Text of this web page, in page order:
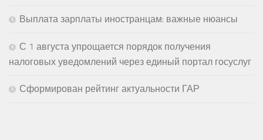
Выплата зарплаты иностранцам: важные нюансы
С 1 августа упрощается порядок получения
налоговых уведомлений через единый портал госуслуг
Сформирован рейтинг актуальности ГАР